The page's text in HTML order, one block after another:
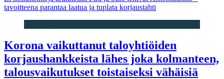
tavoitteena parantaa laatua ja tuplata korjaustahti
Korona vaikuttanut taloyhtiöiden
korjaushankkeista lähes joka kolmanteen,
talousvaikutukset toistaiseksi vähäisiä